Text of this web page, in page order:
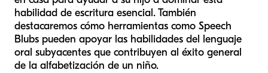
habilidad de escritura esencial. También
destacaremos cómo herramientas como Speech
Blubs pueden apoyar las habilidades del lenguaje
oral subyacentes que contribuyen al éxito general
de la alfabetización de un niño.